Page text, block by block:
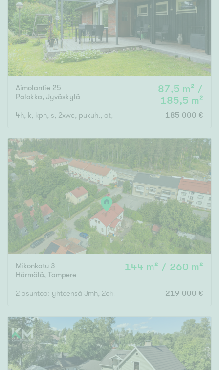
Aimolantie 25
Palokka, Jyväskylä
87,5 m² /
185,5 m²
4h, k, kph, s, 2xwc, pukuh., at, var. 185 000 €
Mikonkatu 3
Härmälä, Tampere
144 m² / 260 m²
2 asuntoa: yhteensä 3mh, 2oh, 2k, 3wc, ph, s, varastoja,
219 000 €